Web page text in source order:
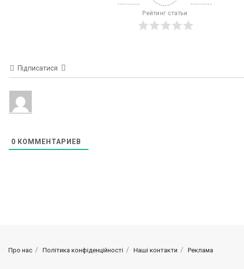
Рейтинг статьи
Підписатися
0 КОММЕНТАРИЕВ
Про нас Політика конфіденційності Наші контакти Реклама